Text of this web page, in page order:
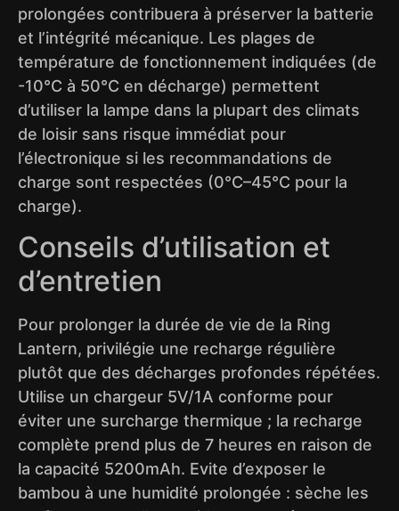
prolongées contribuera à préserver la batterie
et l’intégrité mécanique. Les plages de
température de fonctionnement indiquées (de
-10°C à 50°C en décharge) permettent
d’utiliser la lampe dans la plupart des climats
de loisir sans risque immédiat pour
l’électronique si les recommandations de
charge sont respectées (0°C–45°C pour la
charge).
Conseils d’utilisation et
d’entretien
Pour prolonger la durée de vie de la Ring
Lantern, privilégie une recharge régulière
plutôt que des décharges profondes répétées.
Utilise un chargeur 5V/1A conforme pour
éviter une surcharge thermique ; la recharge
complète prend plus de 7 heures en raison de
la capacité 5200mAh. Evite d’exposer le
bambou à une humidité prolongée : sèche les